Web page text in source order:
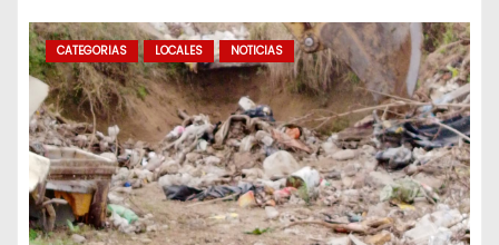
CATEGORIAS LOCALES NOTICIAS